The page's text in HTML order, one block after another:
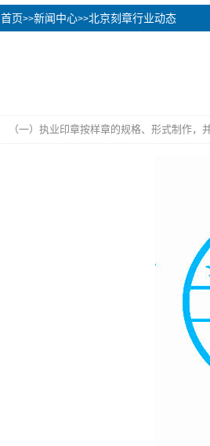
首页>>新闻中心>>北京刻章行业动态
（一）执业印章按样章的规格、形式制作，